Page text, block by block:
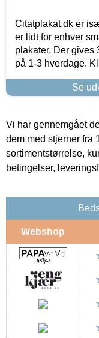
Citatplakat.dk er
er lidt for enhver
plakater. Der gives
på 1-3 hverdage.
Se
Vi har gennemgået
dem med stjerner fra
sortimentstørrelse,
betingelser,
Webshop